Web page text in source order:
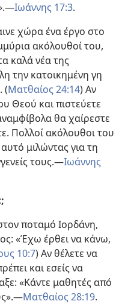
Ιωάννης 17:3.
χώρα ένα έργο στο
ακόλουθοί του,
καλά νέα της
την κατοικημένη γη
(Ματθαίος 24:14) Αν
Θεού και πιστεύετε
θα χαίρεστε
Πολλοί ακόλουθοι του
μιλώντας για τη
τους.​—Ιωάννης
ποταμό Ιορδάνη,
«Έχω έρθει να κάνω,
10:7) Αν θέλετε να
και εσείς να
«Κάντε μαθητές από
Ματθαίος 28:19.